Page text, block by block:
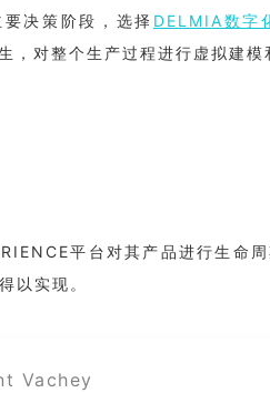
决策阶段，选择 DELMIA数字
，对整个生产过程进行虚拟建
平台对其产品进行生命
以实现。
Vachey